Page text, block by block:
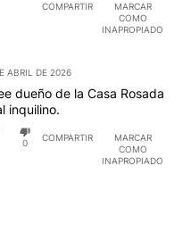
COMPARTIR
MARCAR
COMO
INAPROPIADO
ABRIL DE 2026
dueño de la Casa Rosada
inquilino.
0
COMPARTIR
MARCAR
COMO
INAPROPIADO